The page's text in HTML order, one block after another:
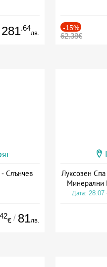
281.64
лв.
-15%
62.38€
Слънчев
€ / 81лв.
Луксозен
Минерални
Дата: 28.07